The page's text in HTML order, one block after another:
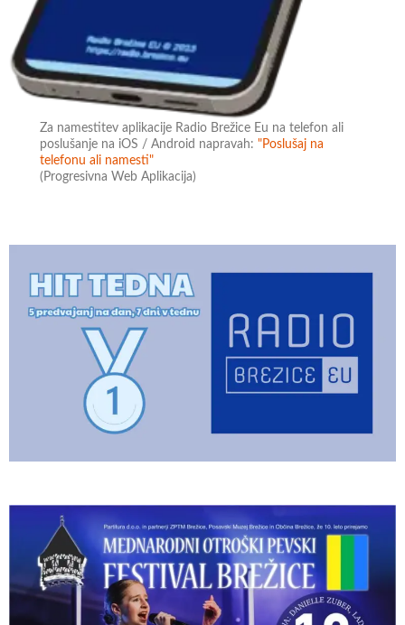
Za namestitev aplikacije Radio Brežice Eu na telefon ali
poslušanje na iOS / Android napravah:"Poslušaj na
telefonu ali namesti"
(Progresivna Web Aplikacija)